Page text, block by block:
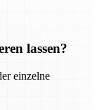
lassen?
einzelne